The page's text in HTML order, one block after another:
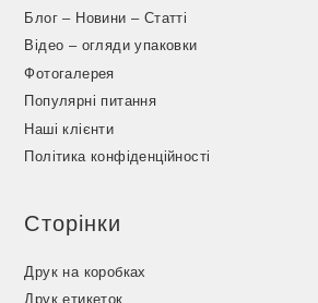
Блог – Новини – Статті
Відео – огляди упаковки
Фотогалерея
Популярні питання
Наші клієнти
Політика конфіденційності
Сторінки
Друк на коробках
Друк етикеток